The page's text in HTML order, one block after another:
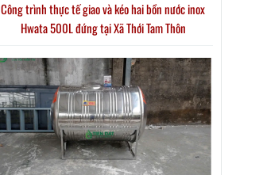
Công trình thực tế giao và kéo hai bồn nước inox
Hwata 500L đứng tại Xã Thới Tam Thôn